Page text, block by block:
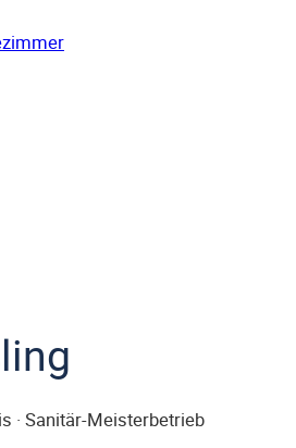
· Sanitär-Meisterbetrieb